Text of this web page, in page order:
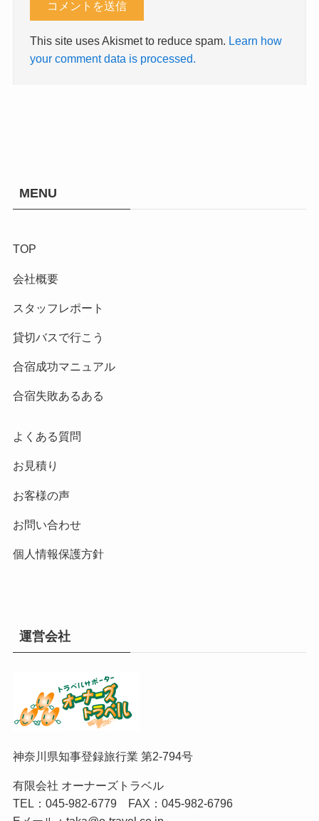
This site uses Akismet to reduce spam. Learn how
your comment data is processed.
MENU
TOP
会社概要
スタッフレポート
貸切バスで行こう
合宿成功マニュアル
合宿失敗あるある
よくある質問
お見積り
お客様の声
お問い合わせ
個人情報保護方針
運営会社
神奈川県知事登録旅行業 第2-794号
有限会社 オーナーズトラベル
TEL： 045-982-6779FAX：045-982-6796